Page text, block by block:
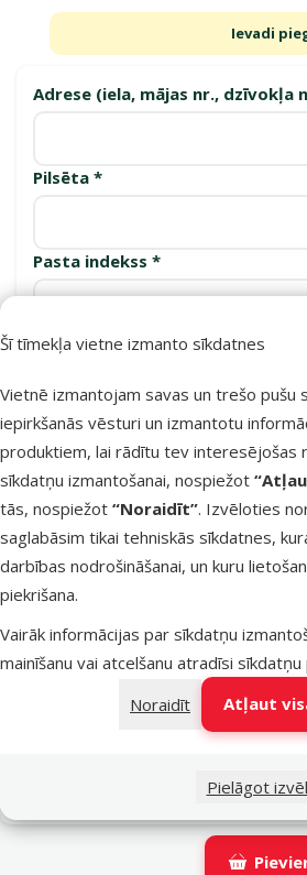
Šī tīmekļa vietne izmanto sīkdatnes
Vietnē izmantojam savas un trešo pušu
iepirkšanās vēsturi un izmantotu
produktiem, lai rādītu tev interesējošas
sīkdatņu izmantošanai, nospiežot
tās, nospiežot “Noraidīt”. Izvēloties
saglabāsim tikai tehniskās sīkdatnes,
darbības nodrošināšanai, un kuru
piekrišana.
Vairāk informācijas par sīkdatņu
mainīšanu vai atcelšanu atradīsi sīkdatņu
Noraidīt
Atļaut
Pielāgot
Ievadi
Adrese (iela, mājas nr., dzīvokļa
Pilsēta *
Pasta indekss *
Latvijas Pasts pakomāti
OMNIVA pakomāti